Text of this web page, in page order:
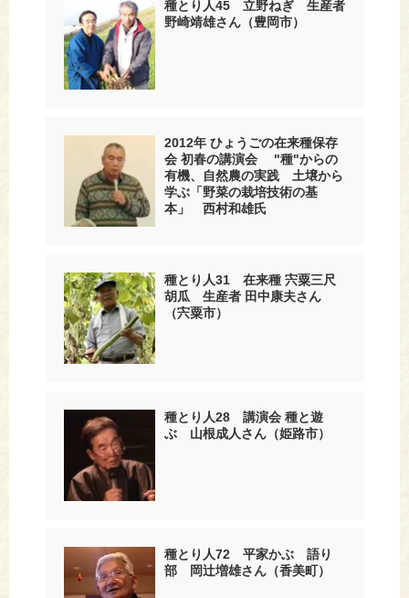
種とり人45 立野ねぎ 生産者
野崎靖雄さん（豊岡市）
2012年 ひょうごの在来種保存
会 初春の講演会 "種"からの
有機、自然農の実践 土壌から
学ぶ「野菜の栽培技術の基
本」 西村和雄氏
種とり人31 在来種 宍粟三尺
胡瓜 生産者 田中康夫さん
（宍粟市）
種とり人28 講演会 種と遊
ぶ 山根成人さん（姫路市）
種とり人72 平家かぶ 語り
部 岡辻増雄さん（香美町）